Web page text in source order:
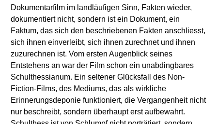
Dokumentarfilm im landläufigen Sinn, Fakten wieder,
dokumentiert nicht, sondern ist ein Dokument, ein
Faktum, das sich den beschriebenen Fakten anschliesst,
sich ihnen einverleibt, sich ihnen zurechnet und ihnen
zuzurechnen ist. Vom ersten Augenblick seines
Entstehens an war der Film schon ein unabdingbares
Schulthessianum. Ein seltener Glücksfall des Non-
Fiction-Films, des Mediums, das als wirkliche
Erinnerungsdeponie funktioniert, die Vergangenheit nicht
nur beschreibt, sondern überhaupt erst aufbewahrt.